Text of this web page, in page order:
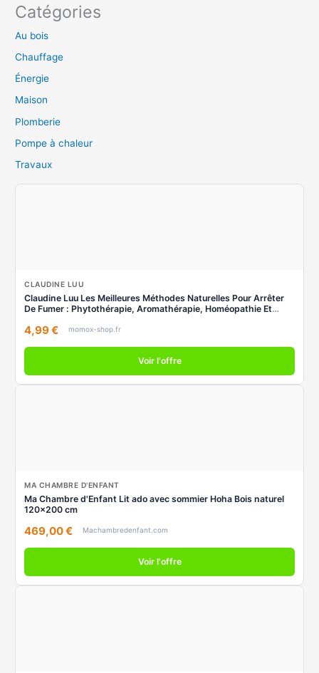
Catégories
Au bois
Chauffage
Énergie
Maison
Plomberie
Pompe à chaleur
Travaux
CLAUDINE LUU
Claudine Luu Les Meilleures Méthodes Naturelles Pour Arrêter
De Fumer : Phytothérapie, Aromathérapie, Homéopathie Et
4,99 € momox-shop.fr
Voir l'offre
MA CHAMBRE D'ENFANT
Ma Chambre d'Enfant Lit ado avec sommier Hoha Bois naturel
120x200 cm
469,00 € Machambredenfant.com
Voir l'offre